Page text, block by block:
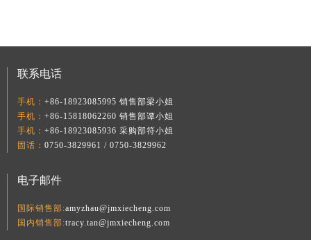
联系电话
手机： +86-18923085995 销售部梁小姐
手机： +86-15818062260 销售部谭小姐
手机： +86-18923085936 采购部符小姐
固话： 0750-3829961 / 0750-3829962
电子邮件
国际销售部:amyzhau@jmxiecheng.com
国内销售部:tracy.tan@jmxiecheng.com